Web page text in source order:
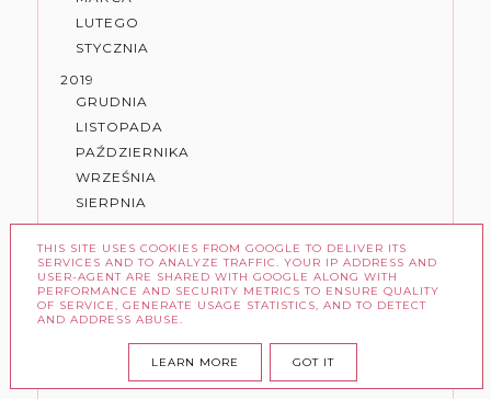
LUTEGO
STYCZNIA
2019
GRUDNIA
LISTOPADA
PAŹDZIERNIKA
WRZEŚNIA
SIERPNIA
LIPCA
CZERWCA
MAJA
KWIETNIA
MARCA
STYCZNIA
THIS SITE USES COOKIES FROM GOOGLE TO DELIVER ITS
SERVICES AND TO ANALYZE TRAFFIC. YOUR IP ADDRESS AND
USER-AGENT ARE SHARED WITH GOOGLE ALONG WITH
PERFORMANCE AND SECURITY METRICS TO ENSURE QUALITY
OF SERVICE, GENERATE USAGE STATISTICS, AND TO DETECT
AND ADDRESS ABUSE.
LEARN MORE GOT IT